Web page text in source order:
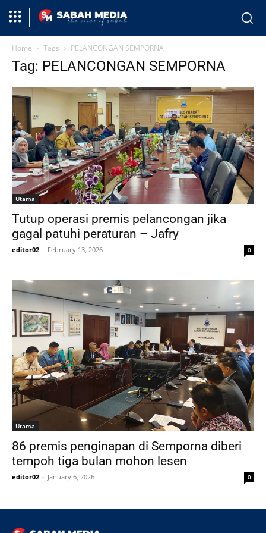
Home Tags PELANCONGAN SEMPORNA
Tag: PELANCONGAN SEMPORNA
Utama
Tutup operasi premis pelancongan jika
gagal patuhi peraturan – Jafry
editor02 - February 13, 2026 0
Utama
86 premis penginapan di Semporna diberi
tempoh tiga bulan mohon lesen
editor02 - January 6, 2026 0